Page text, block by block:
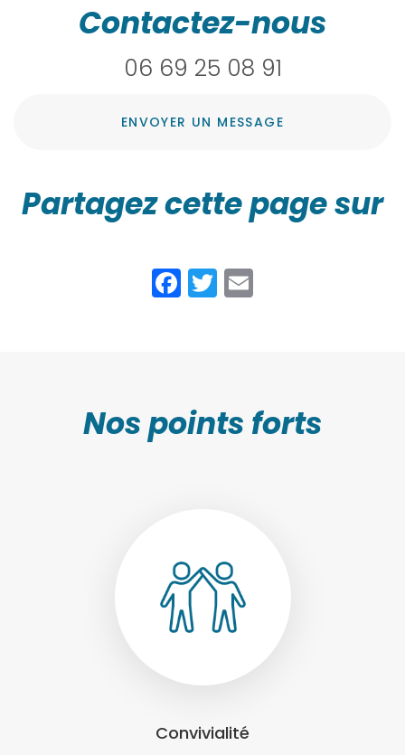
Contactez-nous
06 69 25 08 91
ENVOYER UN MESSAGE
Partagez cette page sur
Facebook
Twitter
Nos points forts
Convivialité